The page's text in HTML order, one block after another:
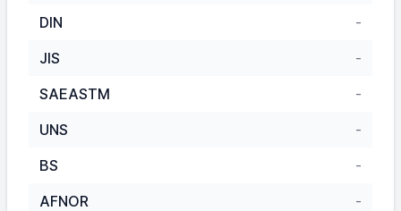
DIN
-
JIS
-
SAEASTM
-
UNS
-
BS
-
AFNOR
-